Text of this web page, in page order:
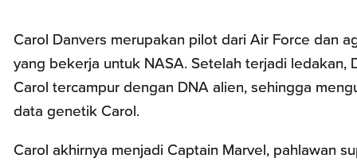
Carol Danvers merupakan pilot dari Air Force dan
yang bekerja untuk NASA. Setelah terjadi ledakan,
Carol tercampur dengan DNA alien, sehingga
data genetik Carol.
Carol akhirnya menjadi Captain Marvel, pahlawan